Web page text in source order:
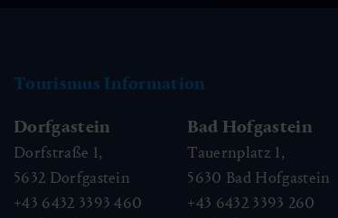
Tourismus Information
Dorfgastein
Dorfstraße 1,
5632 Dorfgastein
+43 6432 3393 460
Bad Hofgastein
Tauernplatz 1,
5630 Bad Hofgastein
+43 6432 3393 260